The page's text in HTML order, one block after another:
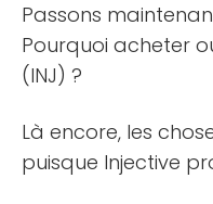
Passons
Pourquoi acheter
(INJ) ?
Là encore, les
puisque Injective